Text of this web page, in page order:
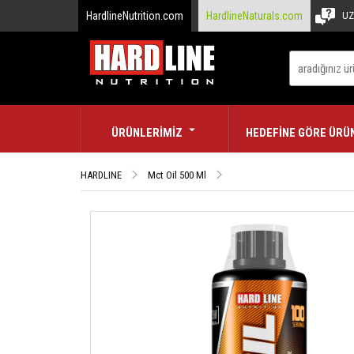
HardlineNutrition.com HardlineNaturals.com
ÜRÜNLERİMİZ HEDEFİNE GÖRE
HARDLINE Mct Oil 500 Ml